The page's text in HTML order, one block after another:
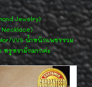
Jewelry)
VVS น้ำหนักเพชรรวม
หรูหรามั่กมากค่ะ